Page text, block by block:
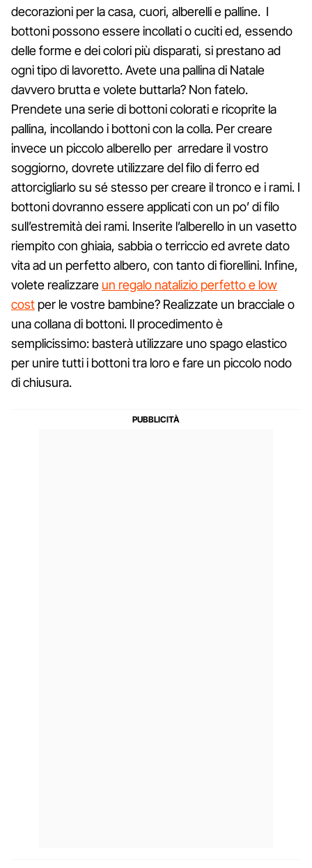
decorazioni per la casa, cuori, alberelli e palline. I
bottoni possono essere incollati o cuciti ed, essendo
delle forme e dei colori più disparati, si prestano ad
ogni tipo di lavoretto. Avete una pallina di Natale
davvero brutta e volete buttarla? Non fatelo.
Prendete una serie di bottoni colorati e ricoprite la
pallina, incollando i bottoni con la colla. Per creare
invece un piccolo alberello per arredare il vostro
soggiorno, dovrete utilizzare del filo di ferro ed
attorcigliarlo su sé stesso per creare il tronco e i rami. I
bottoni dovranno essere applicati con un po’ di filo
sull’estremità dei rami. Inserite l’alberello in un vasetto
riempito con ghiaia, sabbia o terriccio ed avrete dato
vita ad un perfetto albero, con tanto di fiorellini. Infine,
volete realizzare un regalo natalizio perfetto e low
cost per le vostre bambine? Realizzate un bracciale o
una collana di bottoni. Il procedimento è
semplicissimo: basterà utilizzare uno spago elastico
per unire tutti i bottoni tra loro e fare un piccolo nodo
di chiusura.